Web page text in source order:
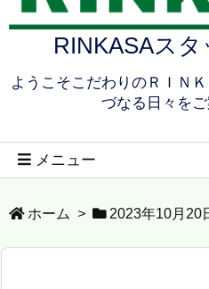
RINKASAスタ
ようこそこだわりのＲＩＮ
づなる日々をご
メニュー
ホーム > 2023年10月20